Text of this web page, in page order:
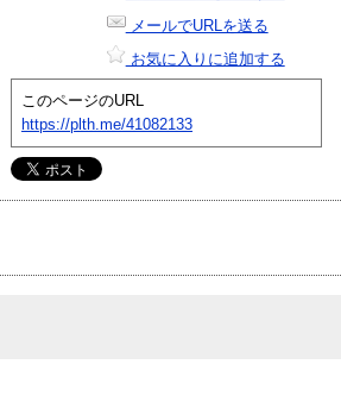
メールでURLを送る
お気に入りに追加する
このページのURL
https://plth.me/41082133